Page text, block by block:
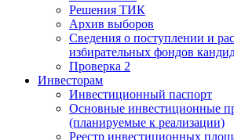
Решения ТИК
Архив выборов
Сведения о поступлении и
избирательных фондов
Проверка 2
Инвесторам
Инвестиционный паспорт
Основные инвестиционные
(планируемые к реализации)
Реестр инвестиционных